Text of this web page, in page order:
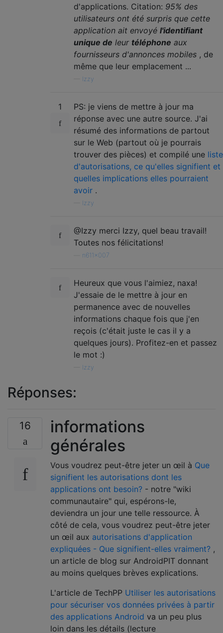
d'applications. Citation: 95% des
utilisateurs ont été surpris que cette
application ait envoyé l'identifiant
unique de leur téléphone aux
fournisseurs d'annonces mobiles , de
même que leur emplacement ...
Izzy
1
PS: je viens de mettre à jour ma
réponse avec une autre source. J'ai
résumé des informations de partout
sur le Web (partout où je pourrais
trouver des pièces) et compilé une liste
d'autorisations, ce qu'elles signifient et
quelles implications elles pourraient
avoir .
Izzy
@Izzy merci Izzy, quel beau travail!
Toutes nos félicitations!
n611x007
Heureux que vous l'aimiez, naxa!
J'essaie de le mettre à jour en
permanence avec de nouvelles
informations chaque fois que j'en
reçois (c'était juste le cas il y a
quelques jours). Profitez-en et passez
le mot :)
Izzy
Réponses:
16
informations
générales
Vous voudrez peut-être jeter un œil à Que
signifient les autorisations dont les
applications ont besoin? - notre "wiki
communautaire" qui, espérons-le,
deviendra un jour une telle ressource. À
côté de cela, vous voudrez peut-être jeter
un œil aux autorisations d'application
expliquées - Que signifient-elles vraiment? ,
un article de blog sur AndroidPIT donnant
au moins quelques brèves explications.
L'article de TechPP Utiliser les autorisations
pour sécuriser vos données privées à partir
des applications Android va un peu plus
loin dans les détails (lecture